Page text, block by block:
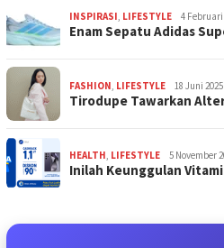
INSPIRASI LIFESTYLE 4 Februari
Enam Sepatu Adidas
FASHION LIFESTYLE 18 Juni 2025
Tirodupe Tawarkan
HEALTH LIFESTYLE 5 November
Inilah Keunggulan